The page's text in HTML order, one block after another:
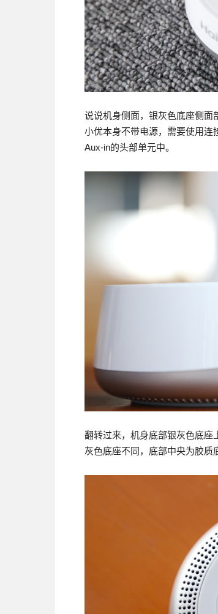
说说机身侧面，银灰色底座侧面
小优本身不带电源，需要使用连
Aux-in的头部单元中。
翻转过来，机身底部银灰色底座
灰色底座不同，底部中央为胶质